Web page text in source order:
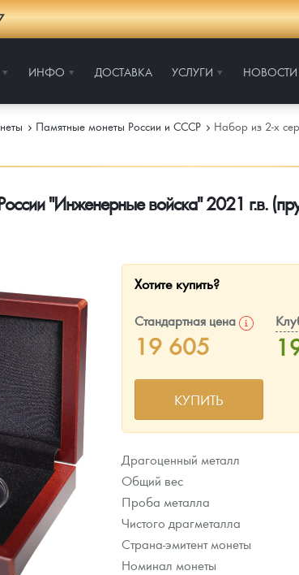
ИНФО ДОСТАВКА УСЛУГИ НОВОСТИ
платины на 2026 год
Памятные монеты России и СССР
Набор из 2-х
"Инженерные войска" 2021 г.в.
Хотите купить?
Стандартная цена
19 605
КУПИТЬ
Драгоценный металл
Общий вес
Проба металла
Чистого драгметалла
Страна-эмитент монеты
Номинал монеты